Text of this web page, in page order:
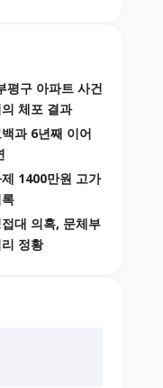
평구 아파트 사건
체포 결과
과 6년째 이어
1400만원 고가
대 의혹, 문체부
정황